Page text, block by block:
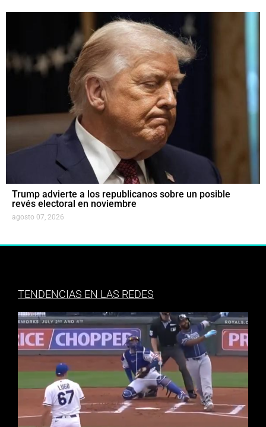
Trump advierte a los republicanos sobre un posible
revés electoral en noviembre
agosto 07, 2026
TENDENCIAS EN LAS REDES